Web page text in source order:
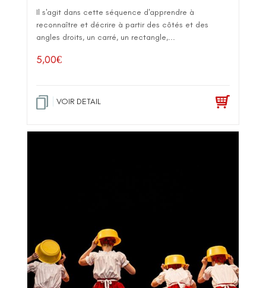
Il s'agit dans cette séquence d'apprendre à
reconnaître et décrire à partir des côtés et des
angles droits, un carré, un rectangle,...
5,00€
VOIR DETAIL